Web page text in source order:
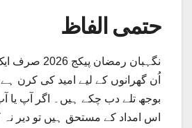
حتمی الفاظ
نگہبان رمضان
اُن گھرانوں کے لیے امید کی کرن
بوجھ تلے دب چکے ہیں۔ اگر آپ یا
اس امداد کے مستحق ہیں تو دیر نہ